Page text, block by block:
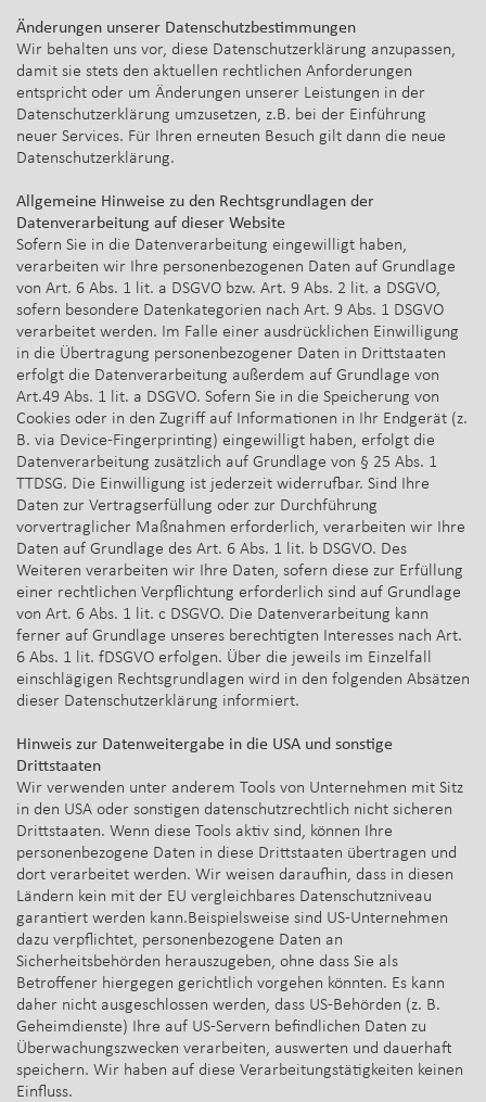
Änderungen unserer Datenschutzbestimmungen
Wir behalten uns vor, diese Datenschutzerklärung anzupassen,
damit sie stets den aktuellen rechtlichen Anforderungen
entspricht oder um Änderungen unserer Leistungen in der
Datenschutzerklärung umzusetzen, z.B. bei der Einführung
neuer Services. Für Ihren erneuten Besuch gilt dann die neue
Datenschutzerklärung.
Allgemeine Hinweise zu den Rechtsgrundlagen der
Datenverarbeitung auf dieser Website
Sofern Sie in die Datenverarbeitung eingewilligt haben,
verarbeiten wir Ihre personenbezogenen Daten auf Grundlage
von Art. 6 Abs. 1 lit. a DSGVO bzw. Art. 9 Abs. 2 lit. a DSGVO,
sofern besondere Datenkategorien nach Art. 9 Abs. 1 DSGVO
verarbeitet werden. Im Falle einer ausdrücklichen Einwilligung
in die Übertragung personenbezogener Daten in Drittstaaten
erfolgt die Datenverarbeitung außerdem auf Grundlage von
Art.49 Abs. 1 lit. a DSGVO. Sofern Sie in die Speicherung von
Cookies oder in den Zugriff auf Informationen in Ihr Endgerät (z.
B. via Device-Fingerprinting) eingewilligt haben, erfolgt die
Datenverarbeitung zusätzlich auf Grundlage von § 25 Abs. 1
TTDSG. Die Einwilligung ist jederzeit widerrufbar. Sind Ihre
Daten zur Vertragserfüllung oder zur Durchführung
vorvertraglicher Maßnahmen erforderlich, verarbeiten wir Ihre
Daten auf Grundlage des Art. 6 Abs. 1 lit. b DSGVO. Des
Weiteren verarbeiten wir Ihre Daten, sofern diese zur Erfüllung
einer rechtlichen Verpflichtung erforderlich sind auf Grundlage
von Art. 6 Abs. 1 lit. c DSGVO. Die Datenverarbeitung kann
ferner auf Grundlage unseres berechtigten Interesses nach Art.
6 Abs. 1 lit. fDSGVO erfolgen. Über die jeweils im Einzelfall
einschlägigen Rechtsgrundlagen wird in den folgenden Absätzen
dieser Datenschutzerklärung informiert.
Hinweis zur Datenweitergabe in die USA und sonstige
Drittstaaten
Wir verwenden unter anderem Tools von Unternehmen mit Sitz
in den USA oder sonstigen datenschutzrechtlich nicht sicheren
Drittstaaten. Wenn diese Tools aktiv sind, können Ihre
personenbezogene Daten in diese Drittstaaten übertragen und
dort verarbeitet werden. Wir weisen daraufhin, dass in diesen
Ländern kein mit der EU vergleichbares Datenschutzniveau
garantiert werden kann.Beispielsweise sind US-Unternehmen
dazu verpflichtet, personenbezogene Daten an
Sicherheitsbehörden herauszugeben, ohne dass Sie als
Betroffener hiergegen gerichtlich vorgehen könnten. Es kann
daher nicht ausgeschlossen werden, dass US-Behörden (z. B.
Geheimdienste) Ihre auf US-Servern befindlichen Daten zu
Überwachungszwecken verarbeiten, auswerten und dauerhaft
speichern. Wir haben auf diese Verarbeitungstätigkeiten keinen
Einfluss.